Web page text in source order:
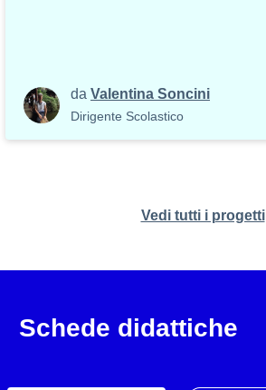
da Valentina Soncini
Dirigente Scolastico
Vedi tutti i progetti
Schede didattiche